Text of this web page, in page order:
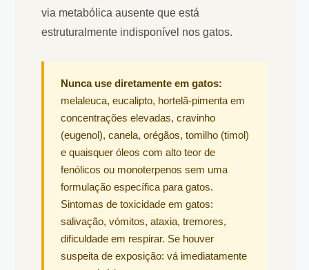
via metabólica ausente que está
estruturalmente indisponível nos gatos.
Nunca use diretamente em gatos:
melaleuca, eucalipto, hortelã-pimenta em
concentrações elevadas, cravinho
(eugenol), canela, orégãos, tomilho (timol)
e quaisquer óleos com alto teor de
fenólicos ou monoterpenos sem uma
formulação específica para gatos.
Sintomas de toxicidade em gatos:
salivação, vómitos, ataxia, tremores,
dificuldade em respirar. Se houver
suspeita de exposição: vá imediatamente